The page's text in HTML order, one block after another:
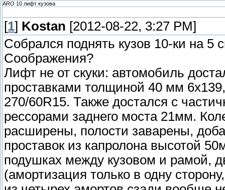
ARO 10 лифт кузова
[1] Kostan [2012-08-22, 3:27 PM]
Собрался поднять кузов 10-ки на 5
Соображения?
Лифт не от скуки: автомобиль
проставками толщиной 40 мм
270/60R15. Также достался с
рессорами заднего моста 21мм.
расширены, полости заварены,
проставок из капролона высотой
подушках между кузовом и рамой,
(амортизация только в одну